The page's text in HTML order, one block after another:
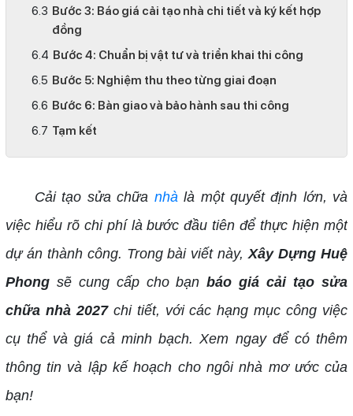
Bước 3: Báo giá cải tạo nhà chi tiết và ký kết hợp
đồng
Bước 4: Chuẩn bị vật tư và triển khai thi công
Bước 5: Nghiệm thu theo từng giai đoạn
Bước 6: Bàn giao và bảo hành sau thi công
Tạm kết
Cải tạo sửa chữa nhàlà một quyết định lớn, và
việc hiểu rõ chi phí là bước đầu tiên để thực hiện một
dự án thành công. Trong bài viết này,Xây Dựng Huệ
Phongsẽ cung cấp cho bạnbáo giá cải tạo sửa
chữa nhà 2027chi tiết, với các hạng mục công việc
cụ thể và giá cả minh bạch. Xem ngay để có thêm
thông tin và lập kế hoạch cho ngôi nhà mơ ước của
bạn!